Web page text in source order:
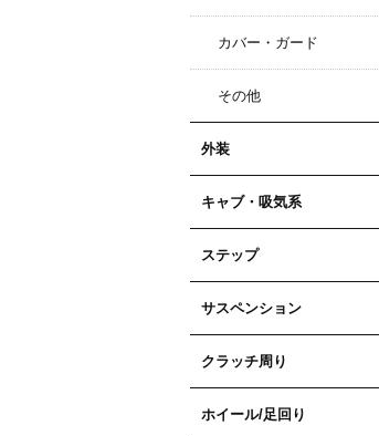
カバー・ガード
その他
外装
キャブ・吸気系
ステップ
サスペンション
クラッチ周り
ホイール/足回り